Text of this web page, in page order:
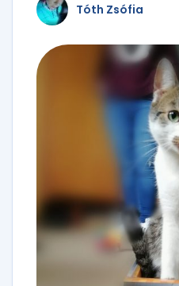
Tóth Zsófia